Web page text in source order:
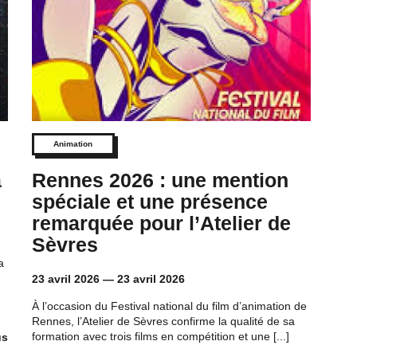
Animation
Rennes 2026 : une mention
spéciale et une présence
remarquée pour l’Atelier de
Sèvres
23 avril 2026— 23 avril 2026
À l’occasion du Festival national du film d’animation de
Rennes, l’Atelier de Sèvres confirme la qualité de sa
formation avec trois films en compétition et une [...]